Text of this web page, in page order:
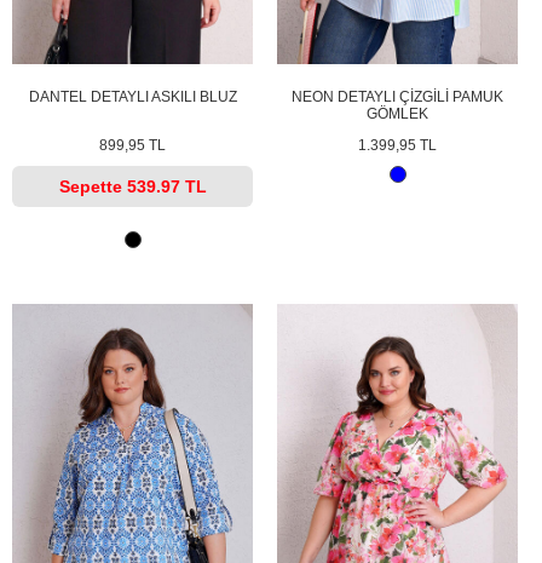
DANTEL DETAYLI ASKILI BLUZ
899,95 TL
Sepette 539.97 TL
NEON DETAYLI ÇİZGİLİ PAMUK
GÖMLEK
1.399,95 TL